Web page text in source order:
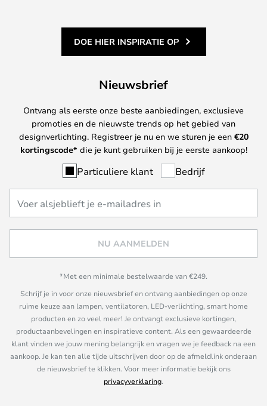
DOE HIER INSPIRATIE OP
Nieuwsbrief
Ontvang als eerste onze beste aanbiedingen, exclusieve
promoties en de nieuwste trends op het gebied van
designverlichting. Registreer je nu en we sturen je een €20
kortingscode* die je kunt gebruiken bij je eerste aankoop!
Particuliere klant Bedrijf
NU AANMELDEN
*Met een minimale bestelwaarde van €249.
Schrijf je in voor onze nieuwsbrief en ontvang aanbiedingen op onze
ruime keuze aan lampen, ventilatoren, LED-verlichting, smart home
producten en zo veel meer! Je ontvangt exclusieve kortingen,
productaanbevelingen en inspiratieve content. Als een gewaardeerde
klant vinden we jouw mening belangrijk en vragen we je feedback na een
aankoop. Je kan ten alle tijde uitschrijven door op de afmeldlink onderaan
de nieuwsbrief te klikken. Voor meer informatie bekijk ons
privacyverklaring.